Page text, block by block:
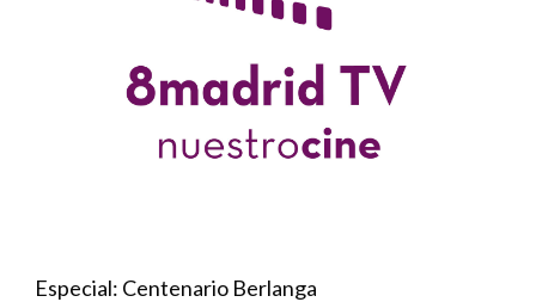
Especial: Centenario Berlanga